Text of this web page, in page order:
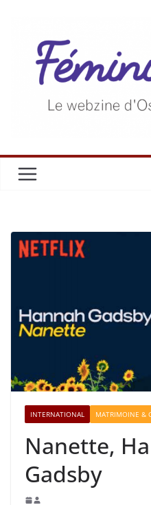
INTERNATIONAL MATRIMOINE &
Nanette,
Gadsby